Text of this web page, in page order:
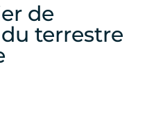
de
terrestre